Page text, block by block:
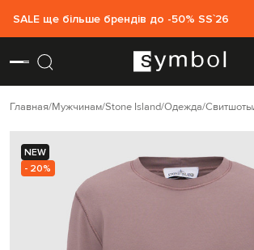
SALE ще більше брендів до -50% SS`26
Главная Мужчинам Stone Island Одежда Свитшоты
NEW
- 20%